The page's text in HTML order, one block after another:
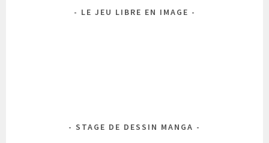
LE JEU LIBRE EN IMAGE
STAGE DE DESSIN MANGA